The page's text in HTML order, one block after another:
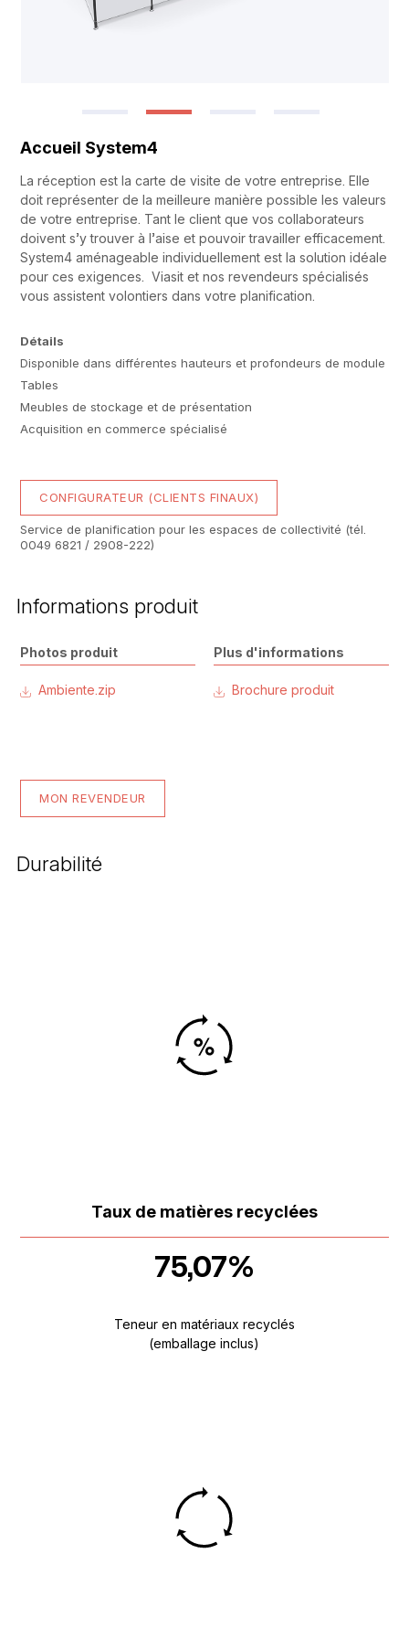
Accueil System4
La réception est la carte de visite de votre entreprise. Elle
doit représenter de la meilleure manière possible les valeurs
de votre entreprise. Tant le client que vos collaborateurs
doivent s’y trouver à l’aise et pouvoir travailler efficacement.
System4 aménageable individuellement est la solution idéale
pour ces exigences. Viasit et nos revendeurs spécialisés
vous assistent volontiers dans votre planification.
Détails
Disponible dans différentes hauteurs et profondeurs de module
Tables
Meubles de stockage et de présentation
Acquisition en commerce spécialisé
CONFIGURATEUR (CLIENTS FINAUX)
Service de planification pour les espaces de collectivité (tél.
0049 6821 / 2908-222)
Informations produit
Photos produit
Ambiente.zip
Plus d'informations
Brochure produit
MON REVENDEUR
Durabilité
Taux de matières recyclées
75,07%
Teneur en matériaux recyclés
(emballage inclus)